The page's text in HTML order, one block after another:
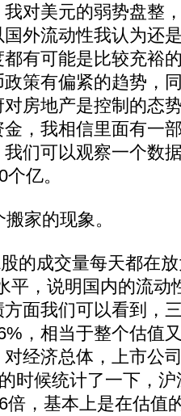
对美元的弱势盘整
外流动性我认为还
有可能是比较充裕
策有偏紧的趋势，
房地产是控制的态
，我相信里面有一
们可以观察一个数
亿。
家的现象。
的成交量每天都在
平，说明国内的流动
面我们可以看到，
，相当于整个估值
经济总体，上市公
时候统计了一下，
倍，基本上是在估值